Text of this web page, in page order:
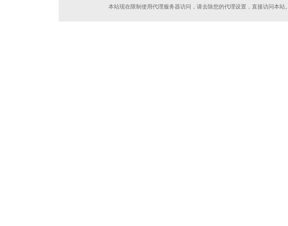
本站现在限制使用代理服务器访问，请去除您的代理设置，直接访问本站。